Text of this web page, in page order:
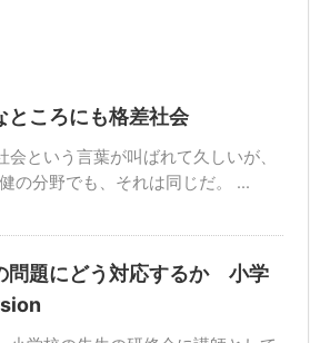
ところにも格差社会
会という言葉が叫ばれて久しいが、
の分野でも、それは同じだ。 ...
問題にどう対応するか 小学